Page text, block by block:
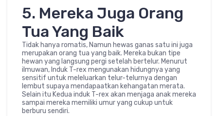
5. Mereka Juga Orang
Tua Yang Baik
Tidak hanya romatis, Namun hewas ganas satu ini juga
merupakan orang tua yang baik. Mereka bukan tipe
hewan yang langsung pergi setelah bertelur. Menurut
ilmuwan, Induk T-rex mengunakan hidungnya yang
sensitif untuk meleluarkan telur-telurnya dengan
lembut supaya mendapaatkan kehangatan merata.
Selain itu Kedua induk T-rex akan menjaga anak mereka
sampai mereka memiliki umur yang cukup untuk
berburu sendiri.